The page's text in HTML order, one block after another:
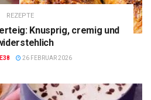
REZEPTE
Knusprig, cremig und
26 FEBRUAR 2026